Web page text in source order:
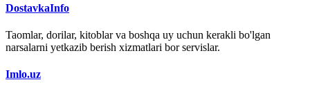
DostavkaInfo
Taomlar, dorilar, kitoblar va boshqa uy uchun kerakli bo'lgan
narsalarni yetkazib berish xizmatlari bor servislar.
Imlo.uz